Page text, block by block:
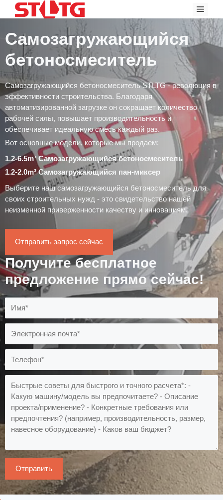
Перейти
Самозагружающийся
бетоносмеситель
Самозагружающийся бетоносмеситель STLTG - революция в
эффективности строительства. Благодаря
автоматизированной загрузке он сокращает количество
рабочей силы, повышает производительность и
обеспечивает идеальную смесь каждый раз.
Вот основные модели, которые мы продаем:
1.2-6.5m³ Самозагружающийся бетоносмеситель
1.2-2.0m³ Самозагружающийся пан-миксер
Выберите наш самозагружающийся бетоносмеситель для
своих строительных нужд - это свидетельство нашей
неизменной приверженности качеству и инновациям.
Отправить запрос сейчас
Получите бесплатное
предложение прямо сейчас!